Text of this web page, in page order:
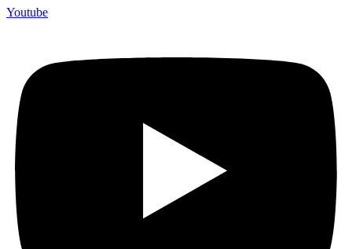
Youtube